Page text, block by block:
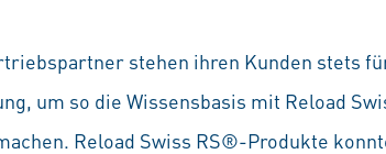
stehen ihren Kunden stets
um so die Wissensbasis mit Reload
Reload Swiss RS®-Produkte